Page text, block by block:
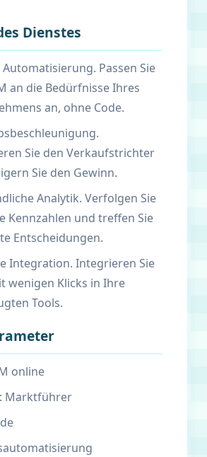
Dienstes
Automatisierung. Passen Sie
an die Bedürfnisse Ihres
an, ohne Code.
Sie den Verkaufstrichter
Sie den Gewinn.
Analytik. Verfolgen Sie
Kennzahlen und treffen Sie
Entscheidungen.
Integration. Integrieren Sie
wenigen Klicks in Ihre
Tools.
online
Marktführer